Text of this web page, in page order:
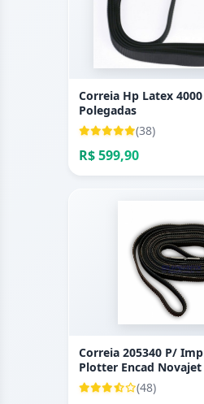
Correia Hp Latex
Polegadas
(38)
R$ 599,90
Correia 205340 P/
Plotter Encad
(48)